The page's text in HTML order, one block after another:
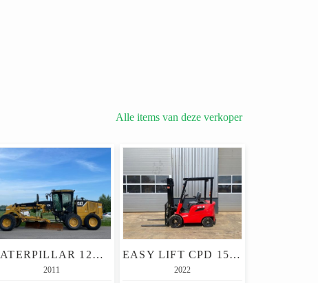
Alle items van deze verkoper
CATERPILLAR 12M (12G/12H/140M)
2011
EASY LIFT CPD 15 FORKLIFT
2022